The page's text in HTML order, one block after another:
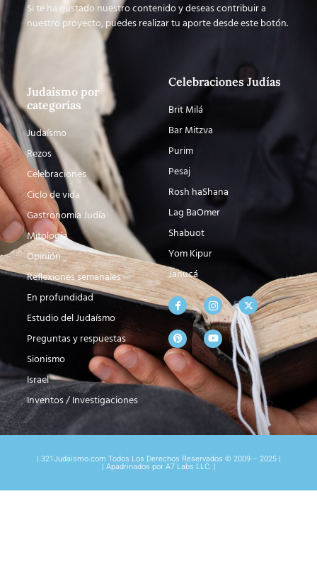
Si te ha gustado nuestro contenido y deseas contribuir a
nuestro proyecto, puedes realizar tu aporte desde este botón.
Judaísmo por
categorías
Judaísmo
Rezos
Celebraciones
Ciclo de vida
Gastronomía Judía
Mitología
Opinión
Reflexiones semanales
En profundidad
Estudio del Judaísmo
Preguntas y respuestas
Sionismo
Israel
Inventos / Investigaciones
Celebraciones Judías
Brit Milá
Bar Mitzva
Purim
Pesaj
Rosh haShana
Lag BaOmer
Shabuot
Yom Kipur
Janucá
| 321Judaismo.com Todos Los Derechos Reservados © 2009 – 2025 |
| Apadrinados por A7 Labs LLC. |